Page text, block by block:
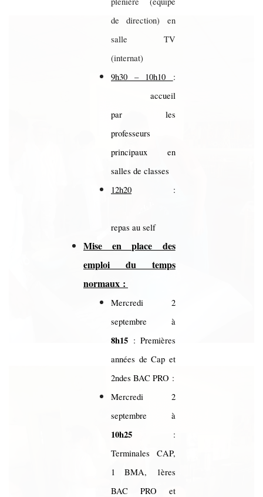
de direction) en
salle TV
(internat)
9h30 – 10h10 :
accueil
par les
professeurs
principaux en
salles de classes
12h20 :
repas au self
Mise en place des
emploi du temps
normaux :
Mercredi 2
septembre à
8h15 : Premières
années de Cap et
2ndes BAC PRO :
Mercredi 2
septembre à
10h25 :
Terminales CAP,
1 BMA, 1ères
BAC PRO et